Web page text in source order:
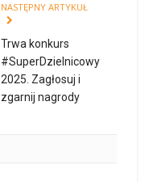
NASTĘPNY ARTYKUŁ
Trwa konkurs
#SuperDzielnicowy
2025. Zagłosuj i
zgarnij nagrody